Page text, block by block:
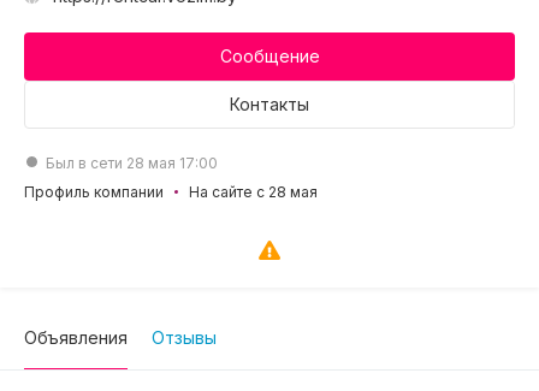
Сообщение
Контакты
Был в сети 28 мая 17:00
Профиль компании
На сайте с 28 мая
Объявления Отзывы